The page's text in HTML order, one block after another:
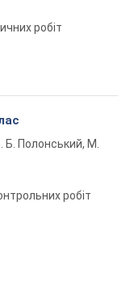
робіт
Б. Полонський, М.
робіт